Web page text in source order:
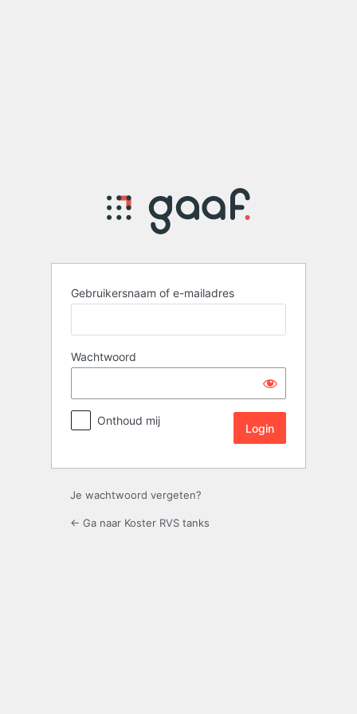
Gebruikersnaam of e-mailadres
Wachtwoord
Onthoud mij
Je wachtwoord vergeten?
← Ga naar Koster RVS tanks